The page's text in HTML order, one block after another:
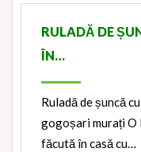
RULADĂ DE
ÎN…
Ruladă de șuncă
gogoșari murați O
făcută în casă cu…